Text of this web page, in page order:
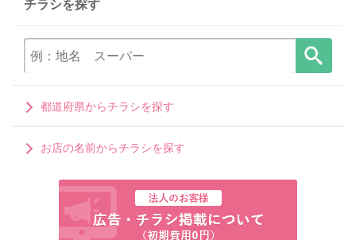
チラシを探す
都道府県からチラシを探す
お店の名前からチラシを探す